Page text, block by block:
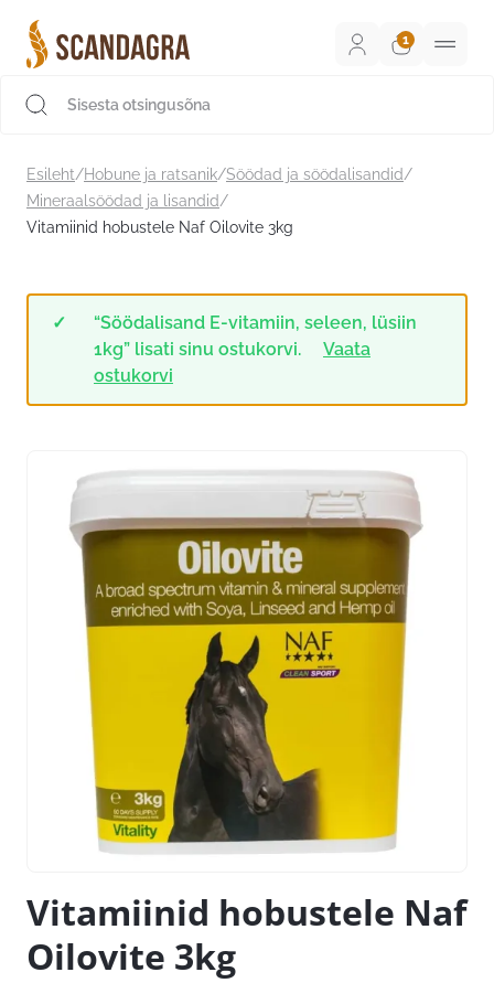
sisu
juurde
Esileht/Hobune ja ratsanik/Söödad ja söödalisandid/
Mineraalsöödad ja lisandid/
Vitamiinid hobustele Naf Oilovite 3kg
“Söödalisand E-vitamiin, seleen, lüsiin
1kg” lisati sinu ostukorvi.
Vaata
ostukorvi
Vitamiinid hobustele Naf
Oilovite 3kg